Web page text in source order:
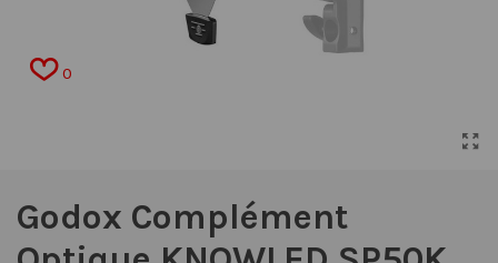
0
Godox Complément